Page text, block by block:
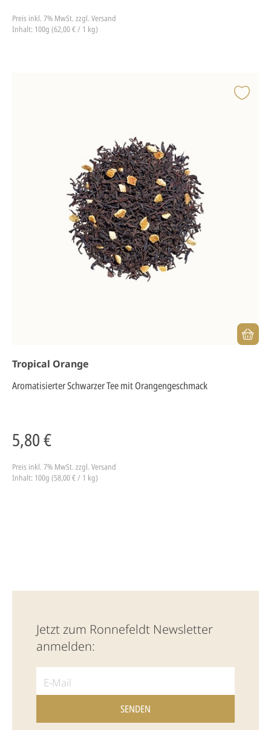
Preis inkl. 7% MwSt. zzgl. Versand
Inhalt: 100g (62,00 € / 1 kg)
Tropical Orange
Aromatisierter Schwarzer Tee mit Orangengeschmack
5,80 €
Preis inkl. 7% MwSt. zzgl. Versand
Inhalt: 100g (58,00 € / 1 kg)
Jetzt zum Ronnefeldt Newsletter
anmelden: